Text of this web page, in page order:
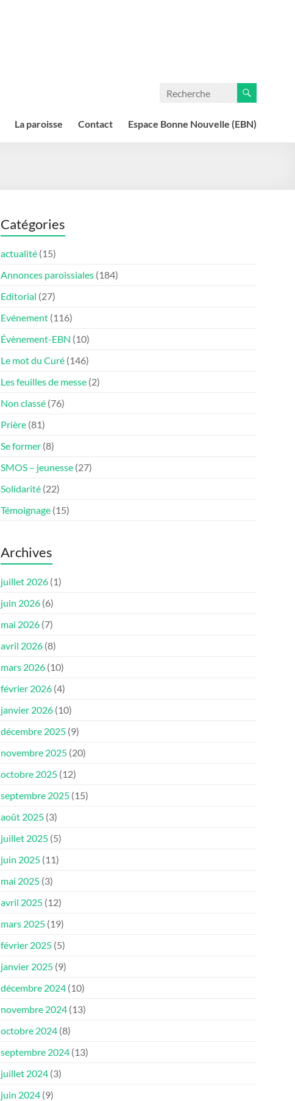
La paroisse Contact Espace Bonne Nouvelle (EBN)
Catégories
actualité (15)
Annonces paroissiales (184)
Editorial (27)
Evénement (116)
Évènement-EBN (10)
Le mot du Curé (146)
Les feuilles de messe (2)
Non classé (76)
Prière (81)
Se former (8)
SMOS – jeunesse (27)
Solidarité (22)
Témoignage (15)
Archives
juillet 2026 (1)
juin 2026 (6)
mai 2026 (7)
avril 2026 (8)
mars 2026 (10)
février 2026 (4)
janvier 2026 (10)
décembre 2025 (9)
novembre 2025 (20)
octobre 2025 (12)
septembre 2025 (15)
août 2025 (3)
juillet 2025 (5)
juin 2025 (11)
mai 2025 (3)
avril 2025 (12)
mars 2025 (19)
février 2025 (5)
janvier 2025 (9)
décembre 2024 (10)
novembre 2024 (13)
octobre 2024 (8)
septembre 2024 (13)
juillet 2024 (3)
juin 2024 (9)